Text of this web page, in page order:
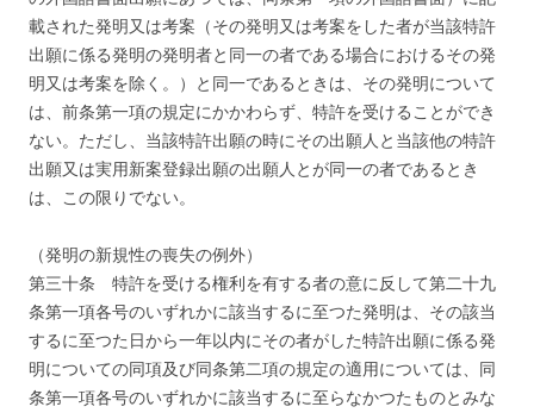
載された発明又は考案（その発明又は考案をした者が当該特許
出願に係る発明の発明者と同一の者である場合におけるその発
明又は考案を除く。）と同一であるときは、その発明について
は、前条第一項の規定にかかわらず、特許を受けることができ
ない。ただし、当該特許出願の時にその出願人と当該他の特許
出願又は実用新案登録出願の出願人とが同一の者であるとき
は、この限りでない。
（発明の新規性の喪失の例外）
第三十条 特許を受ける権利を有する者の意に反して第二十九
条第一項各号のいずれかに該当するに至つた発明は、その該当
するに至つた日から一年以内にその者がした特許出願に係る発
明についての同項及び同条第二項の規定の適用については、同
条第一項各号のいずれかに該当するに至らなかつたものとみな